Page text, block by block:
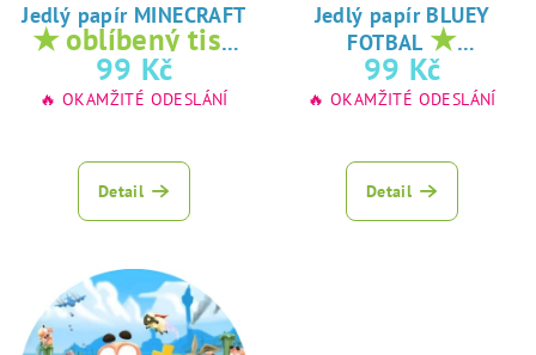
Jedlý papír MINECRAFT
★ oblíbený tisk
na jedlý papír
99 Kč
🔥 OKAMŽITÉ ODESLÁNÍ
Detail
Jedlý papír BLUEY
FOTBAL ★
oblíbený tisk na
jedlý papír
99 Kč
🔥 OKAMŽITÉ ODESLÁNÍ
Detail